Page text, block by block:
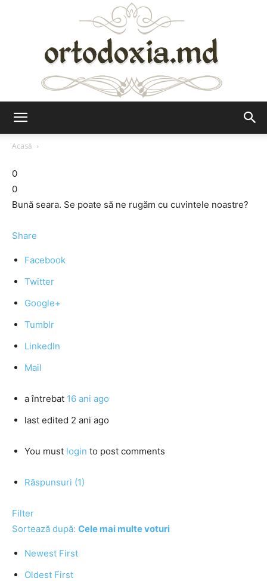
Acasă
0
0
Bună seara. Se poate să ne rugăm cu cuvintele noastre?
Share
Facebook
Twitter
Google+
Tumblr
LinkedIn
Mail
a întrebat 16 ani ago
last edited 2 ani ago
You must login to post comments
Răspunsuri (1)
Filter
Sortează după: Cele mai multe voturi
Newest First
Oldest First